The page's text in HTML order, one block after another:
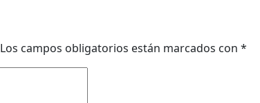
Los campos obligatorios están marcados con *